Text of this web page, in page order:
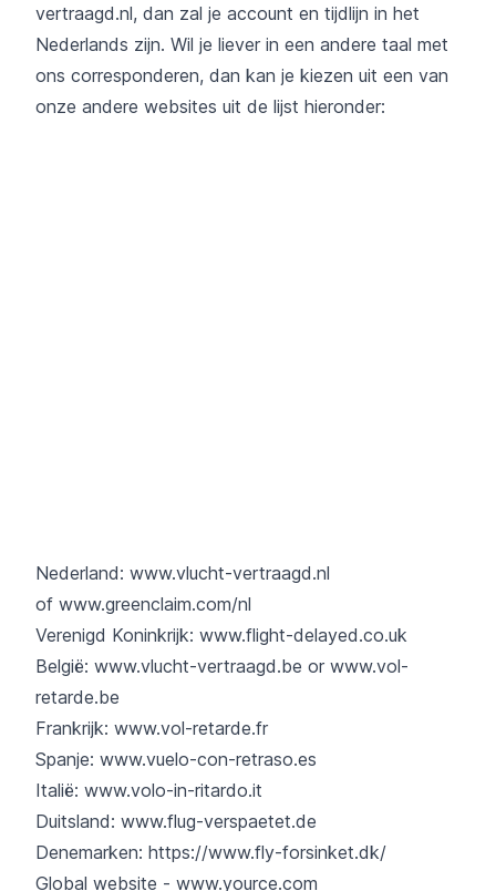
vertraagd.nl, dan zal je account en tijdlijn in het
Nederlands zijn. Wil je liever in een andere taal met
ons corresponderen, dan kan je kiezen uit een van
onze andere websites uit de lijst hieronder:
Nederland: www.vlucht-vertraagd.nl
of www.greenclaim.com/nl
Verenigd Koninkrijk: www.flight-delayed.co.uk
België: www.vlucht-vertraagd.be or www.vol-
retarde.be
Frankrijk: www.vol-retarde.fr
Spanje: www.vuelo-con-retraso.es
Italië: www.volo-in-ritardo.it
Duitsland: www.flug-verspaetet.de
Denemarken: https://www.fly-forsinket.dk/
Global website - www.yource.com